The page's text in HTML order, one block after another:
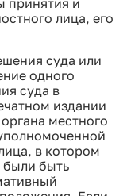
принятия и
лица, его
суда или
одного
суда в
издании
местного
в котором
быть